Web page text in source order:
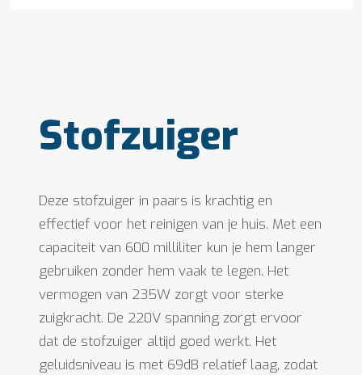
Stofzuiger
Deze stofzuiger in paars is krachtig en
effectief voor het reinigen van je huis. Met een
capaciteit van 600 milliliter kun je hem langer
gebruiken zonder hem vaak te legen. Het
vermogen van 235W zorgt voor sterke
zuigkracht. De 220V spanning zorgt ervoor
dat de stofzuiger altijd goed werkt. Het
geluidsniveau is met 69dB relatief laag, zodat